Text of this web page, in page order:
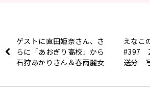
ゲストに直田姫奈さん、さ
らに「あおぎり高校」から
石狩あかりさん＆春雨麗女
えなこ
#397
送分